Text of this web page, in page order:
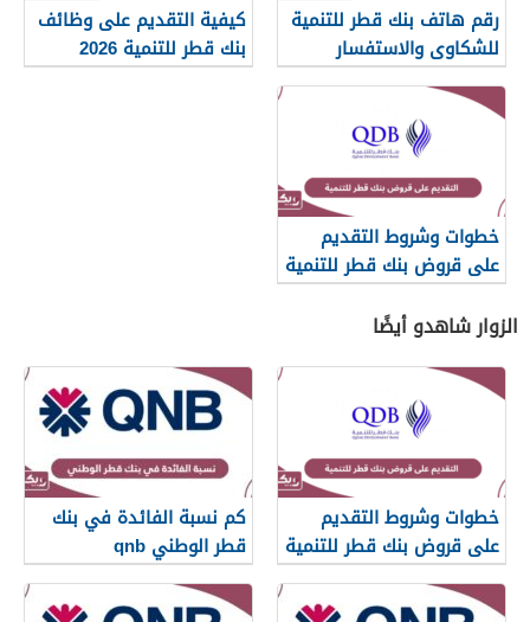
رقم هاتف بنك قطر للتنمية
للشكاوى والاستفسار
كيفية التقديم على وظائف
بنك قطر للتنمية 2026
خطوات وشروط التقديم
على قروض بنك قطر للتنمية
2026
الزوار شاهدو أيضًا
خطوات وشروط التقديم
على قروض بنك قطر للتنمية
2026
كم نسبة الفائدة في بنك
قطر الوطني qnb